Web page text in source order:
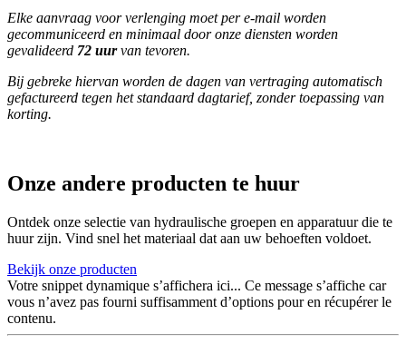
Elke aanvraag voor verlenging moet per e-mail worden
gecommuniceerd en minimaal door onze diensten worden
gevalideerd 72 uurvan tevoren.
Bij gebreke hiervan worden de dagen van vertraging automatisch
gefactureerd tegen het standaard dagtarief, zonder toepassing van
korting.
Onze andere producten te huur
Ontdek onze selectie van hydraulische groepen en apparatuur die te
huur zijn. Vind snel het materiaal dat aan uw behoeften voldoet.
Bekijk onze producten
Votre snippet dynamique s’affichera ici... Ce message s’affiche car
vous n’avez pas fourni suffisamment d’options pour en récupérer le
contenu.